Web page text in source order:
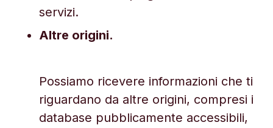
servizi.
Altre origini.
Possiamo ricevere informazioni che ti
riguardano da altre origini, compresi i
database pubblicamente accessibili,